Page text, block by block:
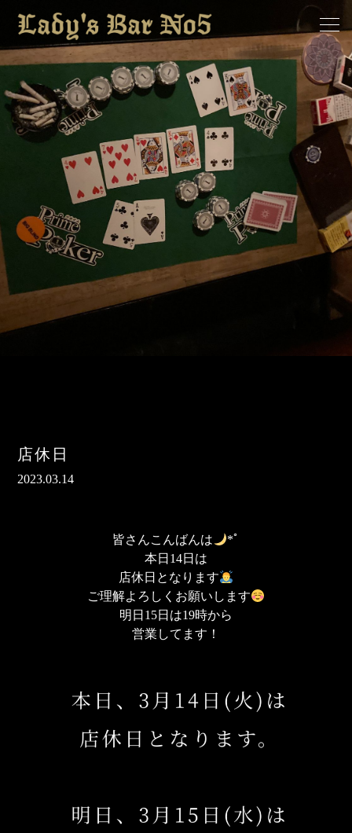
店休日
2023.03.14
皆さんこんばんは
*ﾟ
本日14日は
店休日となります
ご理解よろしくお願いします
明日15日は19時から
営業してます！
求人情報
お知らせ